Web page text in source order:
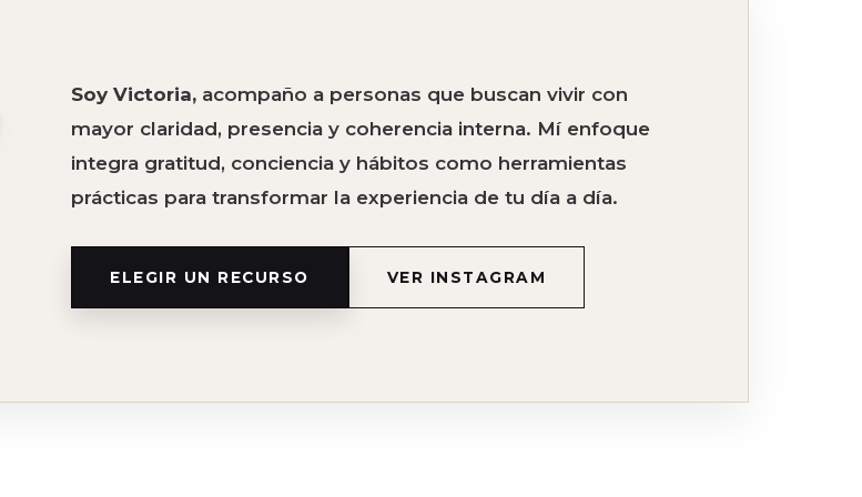
Soy Victoria, acompaño a personas que buscan vivir con
mayor claridad, presencia y coherencia interna. Mí enfoque
integra gratitud, conciencia y hábitos como herramientas
prácticas para transformar la experiencia de tu día a día.
ELEGIR UN RECURSO VER INSTAGRAM